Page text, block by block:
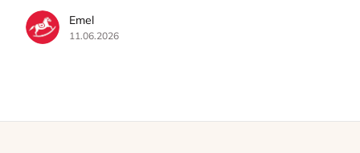
Emel
11.06.2026